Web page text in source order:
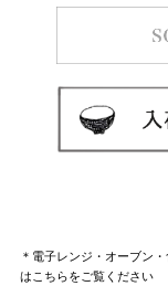
＊電子レンジ・オーブン
はこちらをご覧ください